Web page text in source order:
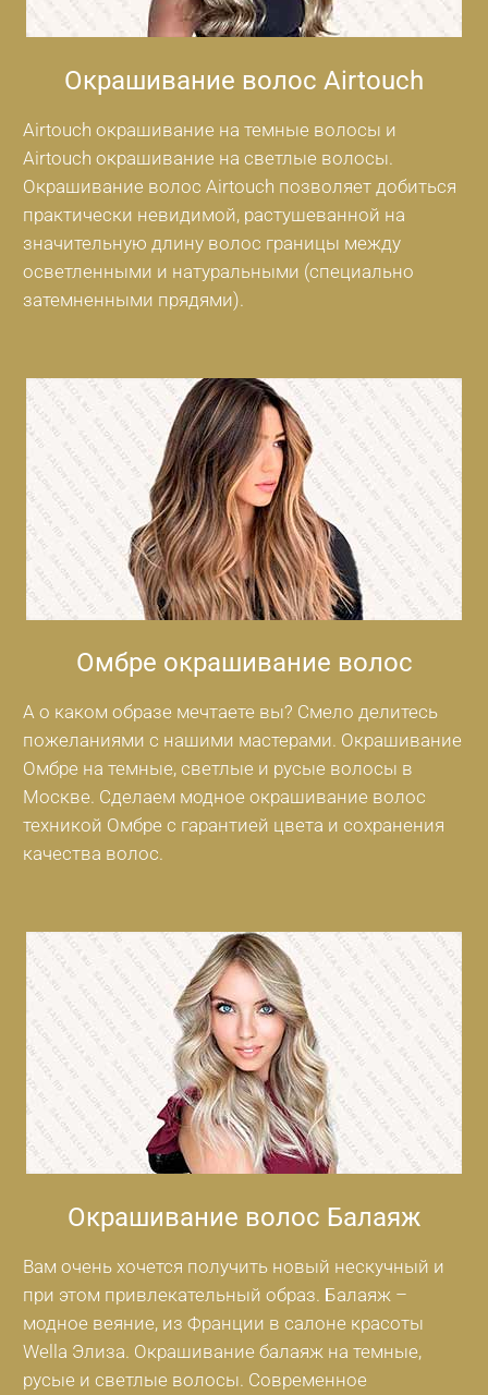
Окрашивание волос Airtouch
Airtouch окрашивание на темные волосы и
Airtouch окрашивание на светлые волосы.
Окрашивание волос Airtouch позволяет добиться
практически невидимой, растушеванной на
значительную длину волос границы между
осветленными и натуральными (специально
затемненными прядями).
Омбре окрашивание волос
А о каком образе мечтаете вы? Смело делитесь
пожеланиями с нашими мастерами. Окрашивание
Омбре на темные, светлые и русые волосы в
Москве. Сделаем модное окрашивание волос
техникой Омбре с гарантией цвета и сохранения
качества волос.
Окрашивание волос Балаяж
Вам очень хочется получить новый нескучный и
при этом привлекательный образ. Балаяж –
модное веяние, из Франции в салоне красоты
Wella Элиза. Окрашивание балаяж на темные,
русые и светлые волосы. Современное